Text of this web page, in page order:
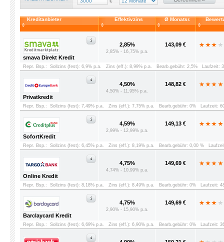
Kreditanbieter Effektivzins Ø Monatsr.
smava Direkt Kredit
2,85%
2,85% - 16,75% p.a.
143,09 €
Repr. Bsp.: Sollzins (fest): 6,9% p.a. Zins (eff.): 8,99% p.a. Bearb.gebühr: 2,5% Laufzeit:
Privatkredit
4,50%
4,50% - 11,95% p.a.
148,82 €
Repr. Bsp.: Sollzins (fest): 7,49% p.a. Zins (eff.): 7,75% p.a. Bearb.gebühr: 0% Laufzeit:
SofortKredit
4,59%
2,99% - 12,99% p.a.
149,13 €
Repr. Bsp.: Sollzins (fest): 6,45% p.a. Zins (eff.): 8,19% p.a. Bearb.gebühr: 0,00 %
Online Kredit
4,75%
4,74% - 10,99% p.a.
149,69 €
Repr. Bsp.: Sollzins (fest): 8,18% p.a. Zins (eff.): 8,49% p.a. Bearb.gebühr: 0% Laufzeit:
Barclaycard Kredit
4,75%
2,90% - 15,90% p.a.
149,69 €
Repr. Bsp.: Sollzins (fest): 6,69% p.a. Zins (eff.): 6,90% p.a. Bearb.gebühr: 0% Laufzeit: